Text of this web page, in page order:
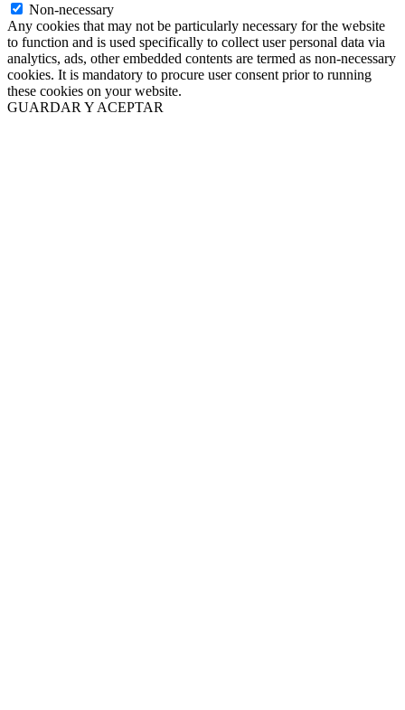
Non-necessary
Any cookies that may not be particularly necessary for the website
to function and is used specifically to collect user personal data via
analytics, ads, other embedded contents are termed as non-necessary
cookies. It is mandatory to procure user consent prior to running
these cookies on your website.
GUARDAR Y ACEPTAR